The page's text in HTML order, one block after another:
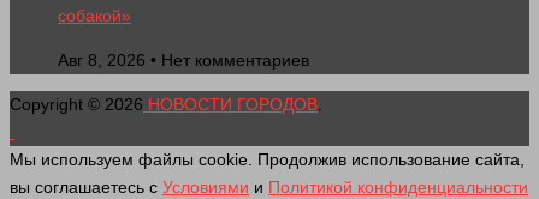
собакой»
Авг 8, 2026 • Нет комментариев
Copyright © 2026 НОВОСТИ ГОРОДОВ.
Мы используем файлы cookie. Продолжив использование сайта,
вы соглашаетесь с Условиями и Политикой конфиденциальности